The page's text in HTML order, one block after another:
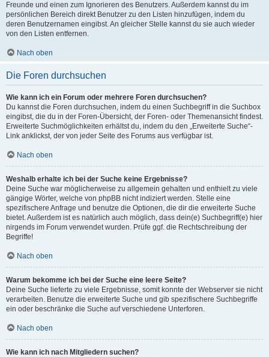
Freunde und einen zum Ignorieren des Benutzers. Außerdem kannst du im
persönlichen Bereich direkt Benutzer zu den Listen hinzufügen, indem du
deren Benutzernamen eingibst. An gleicher Stelle kannst du sie auch wieder
von den Listen entfernen.
Nach oben
Die Foren durchsuchen
Wie kann ich ein Forum oder mehrere Foren durchsuchen?
Du kannst die Foren durchsuchen, indem du einen Suchbegriff in die Suchbox
eingibst, die du in der Foren-Übersicht, der Foren- oder Themenansicht findest.
Erweiterte Suchmöglichkeiten erhältst du, indem du den „Erweiterte Suche“-
Link anklickst, der von jeder Seite des Forums aus verfügbar ist.
Nach oben
Weshalb erhalte ich bei der Suche keine Ergebnisse?
Deine Suche war möglicherweise zu allgemein gehalten und enthielt zu viele
gängige Wörter, welche von phpBB nicht indiziert werden. Stelle eine
spezifischere Anfrage und benutze die Optionen, die dir die erweiterte Suche
bietet. Außerdem ist es natürlich auch möglich, dass dein(e) Suchbegriff(e) hier
nirgends im Forum verwendet wurden. Prüfe ggf. die Rechtschreibung der
Begriffe!
Nach oben
Warum bekomme ich bei der Suche eine leere Seite?
Deine Suche lieferte zu viele Ergebnisse, somit konnte der Webserver sie nicht
verarbeiten. Benutze die erweiterte Suche und gib spezifischere Suchbegriffe
ein oder beschränke die Suche auf verschiedene Unterforen.
Nach oben
Wie kann ich nach Mitgliedern suchen?